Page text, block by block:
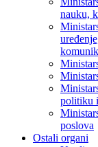
nauku,
politiku
poslova
Ostali organi